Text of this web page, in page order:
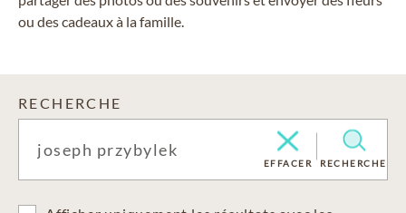
ou des cadeaux à la famille.
RECHERCHE
EFFACER RECHERCHE